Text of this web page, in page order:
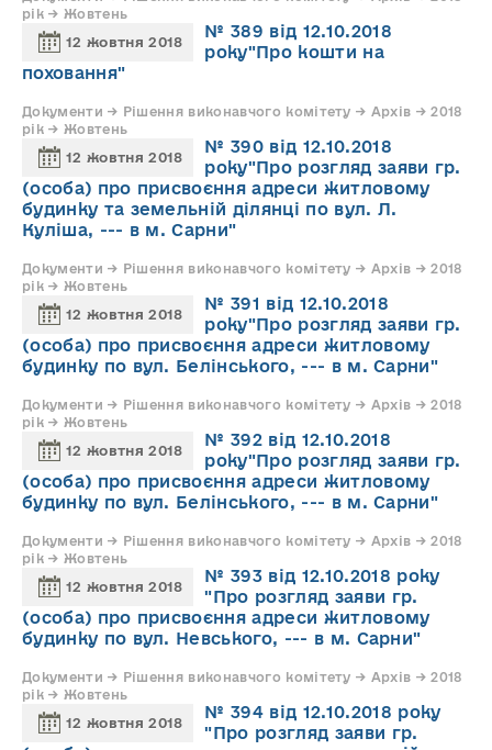
рік → Жовтень
12 жовтня 2018
№ 389 від 12.10.2018
року"Про кошти на
поховання"
Документи → Рішення виконавчого комітету → Архів → 2018
рік → Жовтень
12 жовтня 2018
№ 390 від 12.10.2018
року"Про розгляд заяви гр.
(особа) про присвоєння адреси житловому
будинку та земельній ділянці по вул. Л.
Куліша, --- в м. Сарни"
Документи → Рішення виконавчого комітету → Архів → 2018
рік → Жовтень
12 жовтня 2018
№ 391 від 12.10.2018
року"Про розгляд заяви гр.
(особа) про присвоєння адреси житловому
будинку по вул. Белінського, --- в м. Сарни"
Документи → Рішення виконавчого комітету → Архів → 2018
рік → Жовтень
12 жовтня 2018
№ 392 від 12.10.2018
року"Про розгляд заяви гр.
(особа) про присвоєння адреси житловому
будинку по вул. Белінського, --- в м. Сарни"
Документи → Рішення виконавчого комітету → Архів → 2018
рік → Жовтень
12 жовтня 2018
№ 393 від 12.10.2018 року
"Про розгляд заяви гр.
(особа) про присвоєння адреси житловому
будинку по вул. Невського, --- в м. Сарни"
Документи → Рішення виконавчого комітету → Архів → 2018
рік → Жовтень
12 жовтня 2018
№ 394 від 12.10.2018 року
"Про розгляд заяви гр.